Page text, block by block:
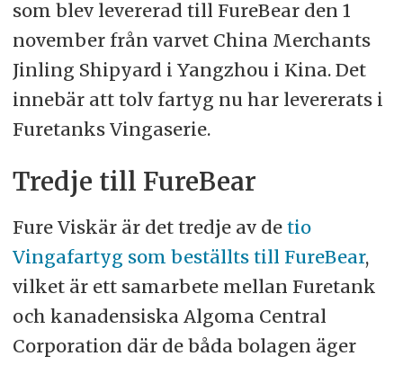
som blev levererad till FureBear den 1
november från varvet China Merchants
Jinling Shipyard i Yangzhou i Kina. Det
innebär att tolv fartyg nu har levererats i
Furetanks Vingaserie.
Tredje till FureBear
Fure Viskär är det tredje av de tio
Vingafartyg som beställts till FureBear,
vilket är ett samarbete mellan Furetank
och kanadensiska Algoma Central
Corporation där de båda bolagen äger